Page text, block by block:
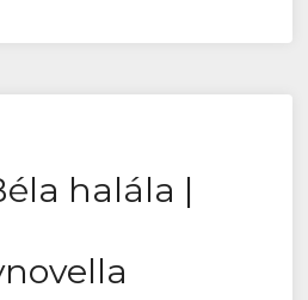
halála |